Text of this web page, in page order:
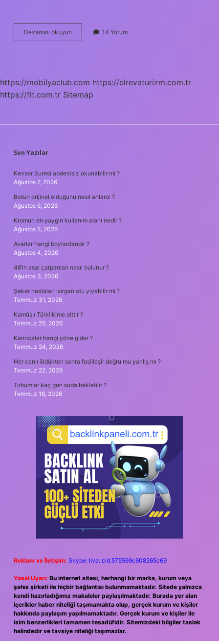
Devamını okuyun
Kaç
14 Yorum
https://mobilyaclub.com https://elrevaturizm.com.tr
https://flt.com.tr Sitemap
SIDEBAR
Son Yazılar
Kevser Suresi abdestsiz okunabilir mi ?
Ağustos 7, 2026
Botun orijinal olduğunu nasıl anlarız ?
Ağustos 6, 2026
Kromun en yaygın kullanım alanı nedir ?
Ağustos 5, 2026
Avarlar hangi boylardandır ?
Ağustos 4, 2026
48’in asal çarpanları nasıl bulunur ?
Ağustos 3, 2026
Şeker hastaları ısırgan otu yiyebilir mi ?
Temmuz 31, 2026
Kamûs ı Türki kime aittir ?
Temmuz 25, 2026
Karıncalar hangi yöne gider ?
Temmuz 24, 2026
Her canlı öldükten sonra fosilleşir doğru mu yanlış mı ?
Temmuz 22, 2026
Tohumlar kaç gün suda bekletilir ?
Temmuz 18, 2026
Reklam ve İletişim: Skype: live:.cid.575569c608265c69
Yasal Uyarı: Bu internet sitesi, herhangi bir marka, kurum veya
şahıs şirketi ile hiçbir bağlantısı bulunmamaktadır. Sitede yalnızca
kendi hazırladığımız makaleler paylaşılmaktadır. Burada yer alan
içerikler haber niteliği taşımamakta olup, gerçek kurum ve kişiler
hakkında paylaşım yapılmamaktadır. Gerçek kurum ve kişiler ile
isim benzerlikleri tamamen tesadüfidir. Sitemizdeki bilgiler taslak
halindedir ve tavsiye niteliği taşımazlar.